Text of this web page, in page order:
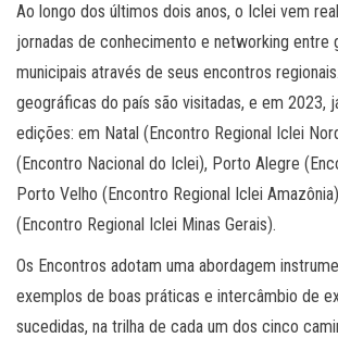
Ao longo dos últimos dois anos, o Iclei vem
jornadas de conhecimento e networking entre
municipais através de seus encontros
geográficas do país são visitadas, e em 2023,
edições: em Natal (Encontro Regional Iclei
(Encontro Nacional do Iclei), Porto Alegre
Porto Velho (Encontro Regional Iclei
(Encontro Regional Iclei Minas Gerais).
Os Encontros adotam uma abordagem
exemplos de boas práticas e intercâmbio de
sucedidas, na trilha de cada um dos cinco